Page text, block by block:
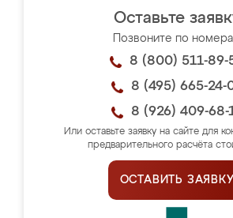
Оставьте
Позвоните по
8 (800) 511-89-
8 (495) 665-24-
8 (926) 409-68-
Или оставьте заявку на сайте для
предварительного расчёта
ОСТАВИТЬ ЗАЯВКУ